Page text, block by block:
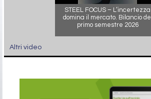
STEEL FOCUS – L’incertezza
domina il mercato. Bilancio del
primo semestre 2026
Altri video